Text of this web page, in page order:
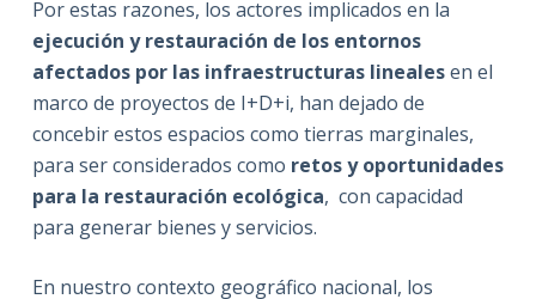
Por estas razones, los actores implicados en la
ejecución y restauración de los entornos
afectados por las infraestructuras linealesen el
marco de proyectos de I+D+i, han dejado de
concebir estos espacios como tierras marginales,
para ser considerados como retos y oportunidades
para la restauración ecológica, con capacidad
para generar bienes y servicios.
En nuestro contexto geográfico nacional, los